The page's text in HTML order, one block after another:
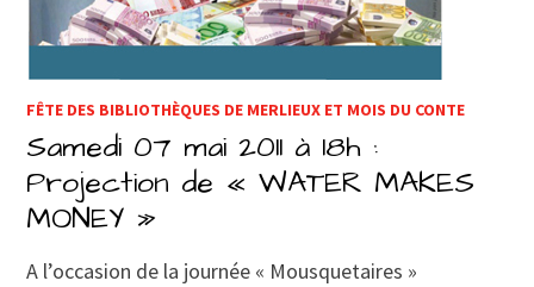
FÊTE DES BIBLIOTHÈQUES DE MERLIEUX ET MOIS DU CONTE
Samedi 07 mai 2011 à 18h :
Projection de « WATER MAKES
MONEY »
A l’occasion de la journée « Mousquetaires »